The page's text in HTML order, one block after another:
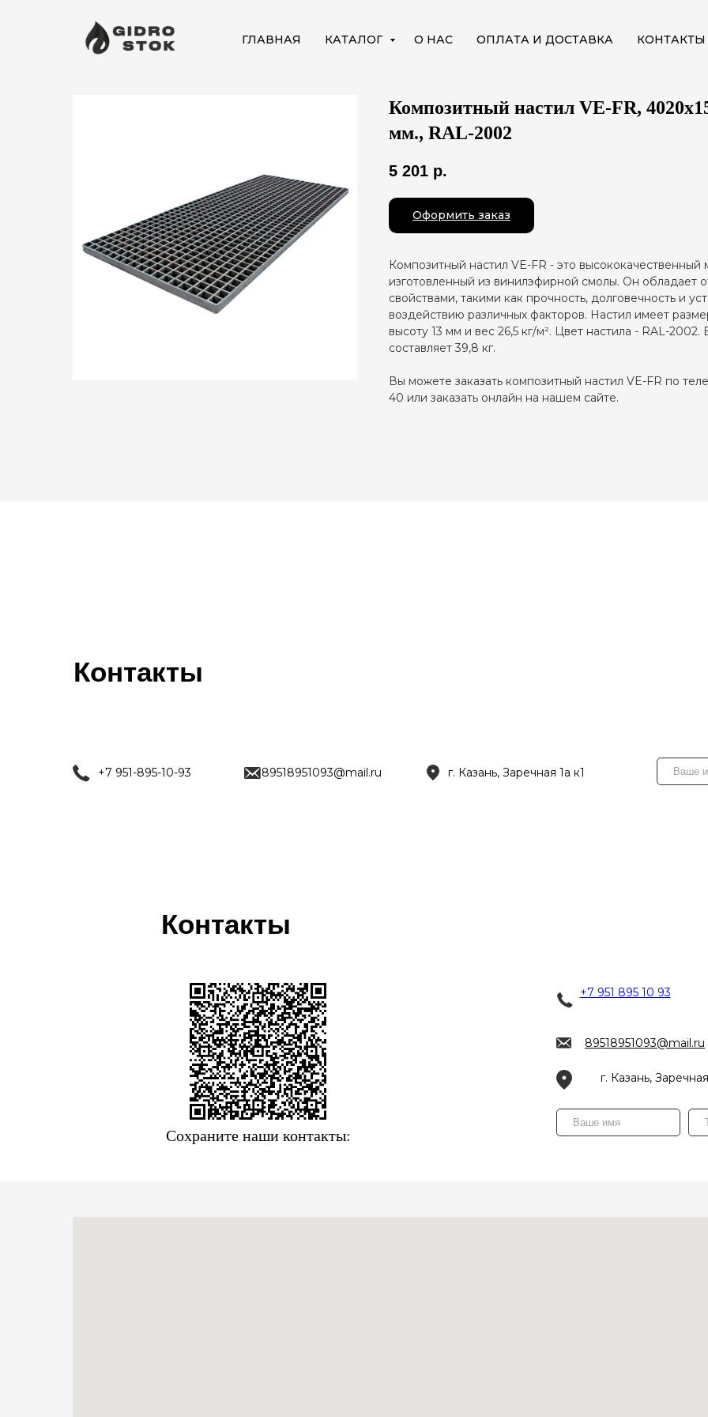
ГЛАВНАЯ КАТАЛОГ О НАС ОПЛАТА И ДОСТАВКА КОНТАКТЫ
Композитный настил VE-FR,
мм., RAL-2002
5 201 р.
Оформить заказ
Композитный настил VE-FR - это высококачественный
изготовленный из винилэфирной смолы. Он обладает
свойствами, такими как прочность, долговечность и
воздействию различных факторов. Настил имеет
высоту 13 мм и вес 26,5 кг/м². Цвет настила - RAL-2002.
составляет 39,8 кг.
Вы можете заказать композитный настил VE-FR по
40 или заказать онлайн на нашем сайте.
Контакты
+7 951-895-10-93 89518951093@mail.ru г. Казань, Заречная 1а к1
+7 951 895 10 93
г. Казань, Заречная
89518951093@mail.ru
Контакты
Сохраните наши контакты: